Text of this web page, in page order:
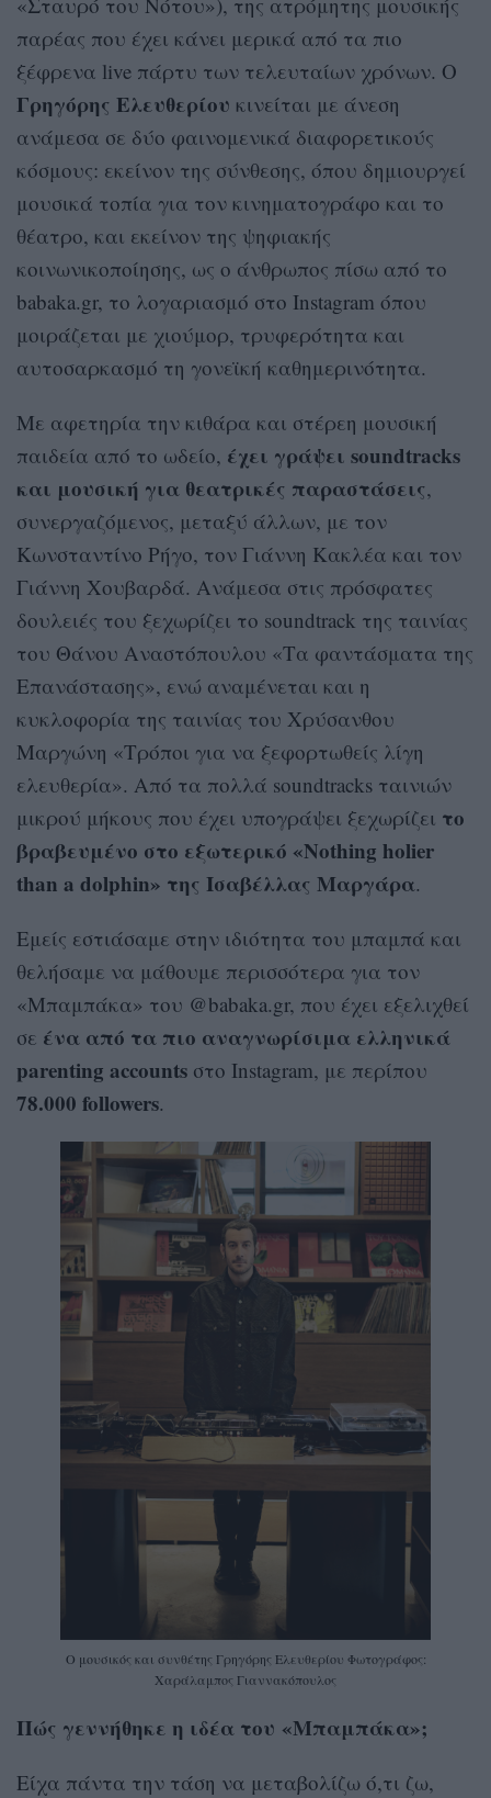
παρέας που έχει κάνει μερικά από τα πιο
ξέφρενα live πάρτυ των τελευταίων χρόνων. Ο
Γρηγόρης Ελευθερίου κινείται με άνεση
ανάμεσα σε δύο φαινομενικά διαφορετικούς
κόσμους: εκείνον της σύνθεσης, όπου δημιουργεί
μουσικά τοπία για τον κινηματογράφο και το
θέατρο, και εκείνον της ψηφιακής
κοινωνικοποίησης, ως ο άνθρωπος πίσω από το
babaka.gr, το λογαριασμό στο Instagram όπου
μοιράζεται με χιούμορ, τρυφερότητα και
αυτοσαρκασμό τη γονεϊκή καθημερινότητα.
Με αφετηρία την κιθάρα και στέρεη μουσική
παιδεία από το ωδείο, έχει γράψει soundtracks
και μουσική για θεατρικές παραστάσεις,
συνεργαζόμενος, μεταξύ άλλων, με τον
Κωνσταντίνο Ρήγο, τον Γιάννη Κακλέα και τον
Γιάννη Xουβαρδά. Ανάμεσα στις πρόσφατες
δουλειές του ξεχωρίζει το soundtrack της ταινίας
του Θάνου Αναστόπουλου «Τα φαντάσματα της
Επανάστασης», ενώ αναμένεται και η
κυκλοφορία της ταινίας του Χρύσανθου
Μαργώνη «Τρόποι για να ξεφορτωθείς λίγη
ελευθερία». Από τα πολλά soundtracks ταινιών
μικρού μήκους που έχει υπογράψει ξεχωρίζει το
βραβευμένο στο εξωτερικό «Nothing holier
than a dolphin» της Ισαβέλλας Μαργάρα.
Εμείς εστιάσαμε στην ιδιότητα του μπαμπά και
θελήσαμε να μάθουμε περισσότερα για τον
«Μπαμπάκα» του @babaka.gr, που έχει εξελιχθεί
σε ένα από τα πιο αναγνωρίσιμα ελληνικά
parenting accounts στο Instagram, με περίπου
78.000 followers.
Ο μουσικός και συνθέτης Γρηγόρης Ελευθερίου Φωτογράφος:
Χαράλαμπος Γιαννακόπουλος
Πώς γεννήθηκε η ιδέα του «Μπαμπάκα»;
Είχα πάντα την τάση να μεταβολίζω ό,τι ζω,